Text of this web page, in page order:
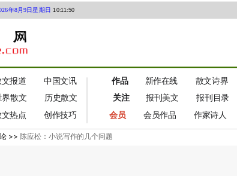
报道 中国文讯 作品 新作在线 散文诗界
界散文 历史散文 关注 报刊美文 报刊目录
热点 创作技巧 会员 会员作品 作家诗人
年8月9日星期日 10:11:51
>>陈应松：小说写作的几个问题